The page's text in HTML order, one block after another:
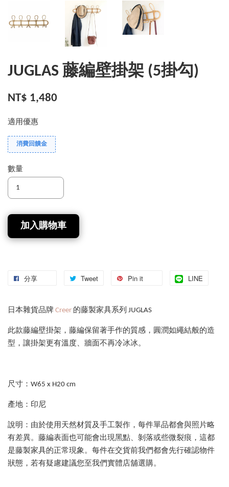
JUGLAS 藤編壁掛架 (5掛勾)
NT$ 1,480
適用優惠
消費回饋金
數量
加入購物車
分享 Tweet Pin it LINE
日本雜貨品牌 Creer 的藤製家具系列 JUGLAS
此款藤編壁掛架，藤編保留著手作的質感，圓潤如繩結般的造
型，讓掛架更有溫度、牆面不再冷冰冰。
尺寸：W65 x H20 cm
產地：印尼
說明：由於使用天然材質及手工製作，每件單品都會與照片略
有差異。藤編表面也可能會出現黑點、剝落或些微裂痕，這都
是藤製家具的正常現象。每件在交貨前我們都會先行確認物件
狀態，若有疑慮建議您至我們實體店舖選購。